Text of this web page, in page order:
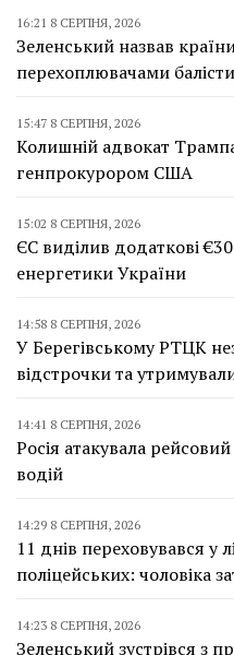
16:21 8 СЕРПНЯ, 2026
Зеленський назвав
перехоплювачами
15:47 8 СЕРПНЯ, 2026
Колишній адвокат
генпрокурором США
15:02 8 СЕРПНЯ, 2026
ЄС виділив додаткові
енергетики України
14:58 8 СЕРПНЯ, 2026
У Берегівському РТЦК
відстрочки та
14:41 8 СЕРПНЯ, 2026
Росія атакувала
водій
14:29 8 СЕРПНЯ, 2026
11 днів переховувався у
поліцейських: чоловіка
14:23 8 СЕРПНЯ, 2026
Зеленський зустрівся з